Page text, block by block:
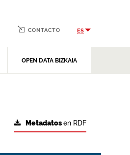
OPEN DATA BIZKAIA
CONTACTO ES
Metadatosen RDF